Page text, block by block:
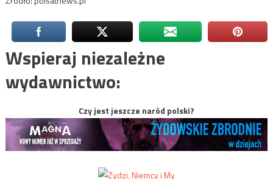
Wspieraj niezależne
wydawnictwo:
Czy jest jeszcze naród polski?